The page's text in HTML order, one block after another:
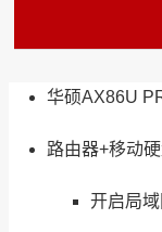
华硕AX86U
路由器+移动
开启局